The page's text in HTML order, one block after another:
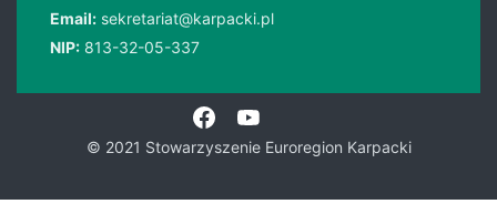
Email: sekretariat@karpacki.pl
NIP: 813-32-05-337
© 2021 Stowarzyszenie Euroregion Karpacki